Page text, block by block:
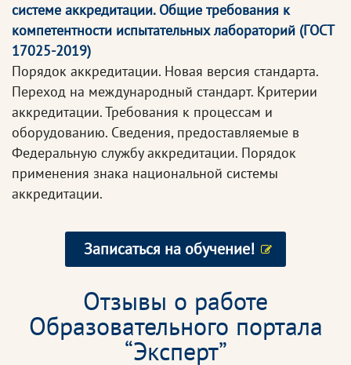
системе аккредитации. Общие требования к
компетентности испытательных лабораторий (ГОСТ
17025-2019)
Порядок аккредитации. Новая версия стандарта.
Переход на международный стандарт. Критерии
аккредитации. Требования к процессам и
оборудованию. Сведения, предоставляемые в
Федеральную службу аккредитации. Порядок
применения знака национальной системы
аккредитации.
Записаться на обучение!
Отзывы о работе
Образовательного портала
“Эксперт”